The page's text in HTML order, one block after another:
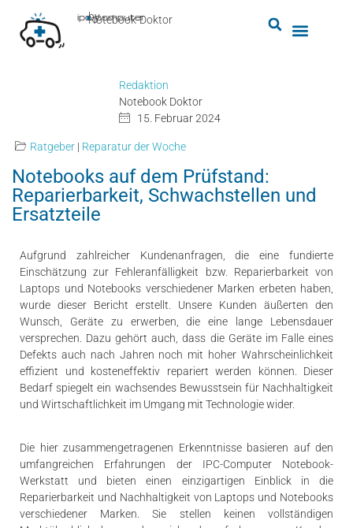
Notebook-Doktor
by
■
ipc-computer
Redaktion
Notebook Doktor
15. Februar 2024
Ratgeber| Reparatur der Woche
Notebooks auf dem Prüfstand:
Reparierbarkeit, Schwachstellen und
Ersatzteile
Aufgrund zahlreicher Kundenanfragen, die eine fundierte
Einschätzung zur Fehleranfälligkeit bzw. Reparierbarkeit von
Laptops und Notebooks verschiedener Marken erbeten haben,
wurde dieser Bericht erstellt. Unsere Kunden äußerten den
Wunsch, Geräte zu erwerben, die eine lange Lebensdauer
versprechen. Dazu gehört auch, dass die Geräte im Falle eines
Defekts auch nach Jahren noch mit hoher Wahrscheinlichkeit
effizient und kosteneffektiv repariert werden können. Dieser
Bedarf spiegelt ein wachsendes Bewusstsein für Nachhaltigkeit
und Wirtschaftlichkeit im Umgang mit Technologie wider.
Die hier zusammengetragenen Erkenntnisse basieren auf den
umfangreichen Erfahrungen der IPC-Computer Notebook-
Werkstatt und bieten einen einzigartigen Einblick in die
Reparierbarkeit und Nachhaltigkeit von Laptops und Notebooks
verschiedener Marken. Sie stellen keinen vollständigen